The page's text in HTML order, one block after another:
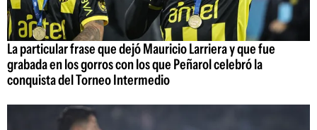
La particular frase que dejó Mauricio Larriera y que fue
grabada en los gorros con los que Peñarol celebró la
conquista del Torneo Intermedio